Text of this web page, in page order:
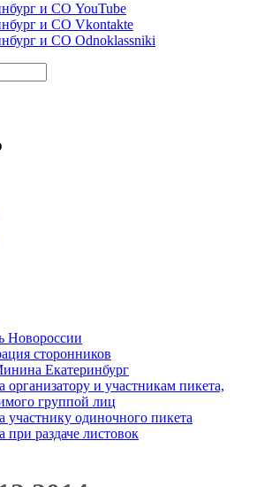
и СО YouTube
и СО Vkontakte
и СО Odnoklassniki
Новороссии
сторонников
Екатеринбург
организатору и участникам пикета,
группой лиц
участнику одиночного пикета
при раздаче листовок